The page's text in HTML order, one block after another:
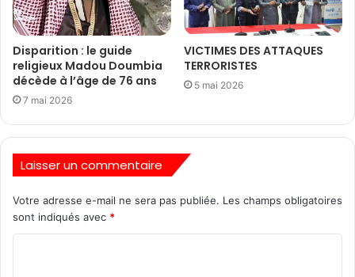
Disparition : le guide
religieux Madou Doumbia
décède à l’âge de 76 ans
7 mai 2026
VICTIMES DES ATTAQUES
TERRORISTES
5 mai 2026
Laisser un commentaire
Votre adresse e-mail ne sera pas publiée. Les champs obligatoires
sont indiqués avec *